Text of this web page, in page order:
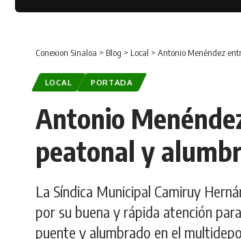
Conexion Sinaloa > Blog > Local > Antonio Menéndez
LOCAL PORTADA
Antonio
peatonal y
La Síndica Municipal Camiruy
por su buena y rápida atención
puente y alumbrado en el